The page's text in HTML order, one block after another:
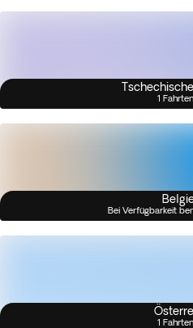
1 Fahrten
Bei Verfügbarkeit
1 Fahrten